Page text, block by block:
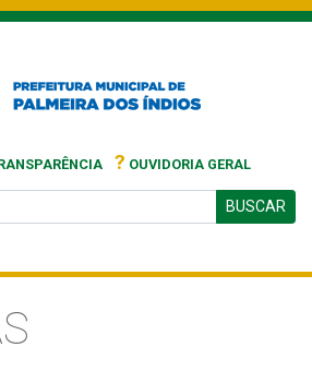
? OUVIDORIA GERAL
BUSCAR